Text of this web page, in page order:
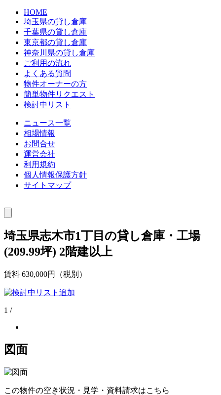
HOME
埼玉県の貸し倉庫
千葉県の貸し倉庫
東京都の貸し倉庫
神奈川県の貸し倉庫
ご利用の流れ
よくある質問
物件オーナーの方
簡単物件リクエスト
検討中リスト
ニュース一覧
相場情報
お問合せ
運営会社
利用規約
個人情報保護方針
サイトマップ
埼玉県志木市1丁目の貸し倉庫・工場
(209.99坪) 2階建以上
賃料 630,000円（税別）
1 /
図面
この物件の空き状況・見学・資料請求はこちら